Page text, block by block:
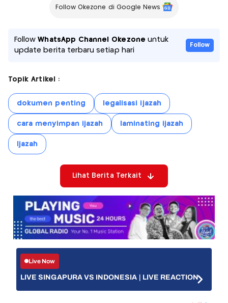
Follow Okezone di Google News
FollowWhatsApp Channel Okezone untuk
update berita terbaru setiap hari
Follow
Topik Artikel :
dokumen penting legalisasi ijazah
cara menyimpan ijazah laminating ijazah
Ijazah
Lihat Berita Terkait
Live Now
LIVE SINGAPURA VS INDONESIA | LIVE REACTION